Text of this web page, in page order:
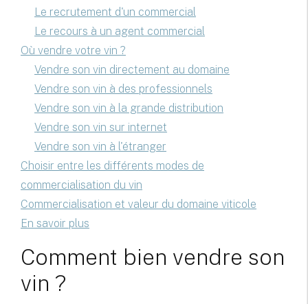
Le recrutement d'un commercial
Le recours à un agent commercial
Où vendre votre vin ?
Vendre son vin directement au domaine
Vendre son vin à des professionnels
Vendre son vin à la grande distribution
Vendre son vin sur internet
Vendre son vin à l'étranger
Choisir entre les différents modes de
commercialisation du vin
Commercialisation et valeur du domaine viticole
En savoir plus
Comment bien vendre son
vin ?